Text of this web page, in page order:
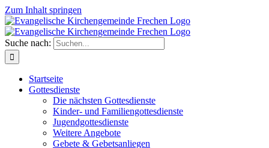
Zum Inhalt springen
Suche nach:
Startseite
Gottesdienste
Die nächsten Gottesdienste
Kinder- und Familiengottesdienste
Jugendgottesdienste
Weitere Angebote
Gebete & Gebetsanliegen